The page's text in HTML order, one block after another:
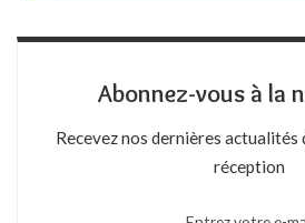
Abonnez-vous à la
Recevez nos dernières
réception